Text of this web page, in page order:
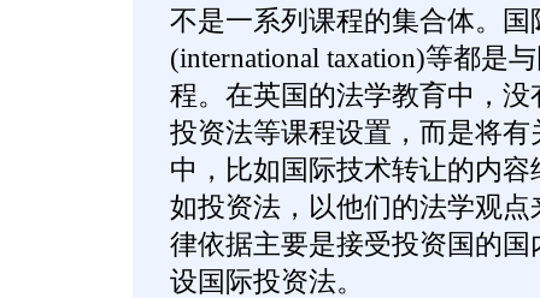
不是一系列课程的集合体。
(international taxation)等都是
程。在英国的法学教育中，
投资法等课程设置，而是将
中，比如国际技术转让的内
如投资法，以他们的法学观
律依据主要是接受投资国的
设国际投资法。